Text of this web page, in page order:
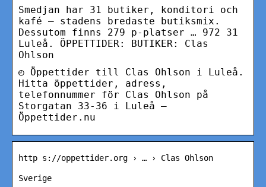
Smedjan har 31 butiker, konditori och
kafé – stadens bredaste butiksmix.
Dessutom finns 279 p-platser … 972 31
Luleå. ÖPPETTIDER: BUTIKER: Clas
Ohlson
◴ Öppettider till Clas Ohlson i Luleå.
Hitta öppettider, adress,
telefonnummer för Clas Ohlson på
Storgatan 33-36 i Luleå –
Öppettider.nu
http s://oppettider.org › … › Clas Ohlson
Sverige